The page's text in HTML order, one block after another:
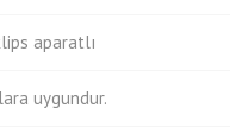
aparatlı
uygundur.